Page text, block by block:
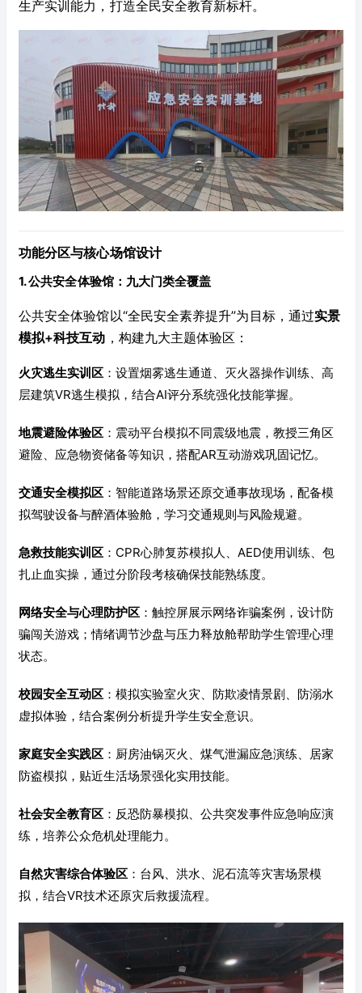
生产实训能力，打造全民安全教育新标杆。
功能分区与核心场馆设计
1. 公共安全体验馆：九大门类全覆盖
公共安全体验馆以“全民安全素养提升”为目标，通过实景
模拟+科技互动 ，构建九大主题体验区：
火灾逃生实训区 ：设置烟雾逃生通道、灭火器操作训练、高
层建筑VR逃生模拟，结合AI评分系统强化技能掌握。
地震避险体验区 ：震动平台模拟不同震级地震，教授三角区
避险、应急物资储备等知识，搭配AR互动游戏巩固记忆。
交通安全模拟区 ：智能道路场景还原交通事故现场，配备模
拟驾驶设备与醉酒体验舱，学习交通规则与风险规避。
急救技能实训区 ：CPR心肺复苏模拟人、AED使用训练、包
扎止血实操，通过分阶段考核确保技能熟练度。
网络安全与心理防护区 ：触控屏展示网络诈骗案例，设计防
骗闯关游戏；情绪调节沙盘与压力释放舱帮助学生管理心理
状态。
校园安全互动区 ：模拟实验室火灾、防欺凌情景剧、防溺水
虚拟体验，结合案例分析提升学生安全意识。
家庭安全实践区 ：厨房油锅灭火、煤气泄漏应急演练、居家
防盗模拟，贴近生活场景强化实用技能。
社会安全教育区 ：反恐防暴模拟、公共突发事件应急响应演
练，培养公众危机处理能力。
自然灾害综合体验区 ：台风、洪水、泥石流等灾害场景模
拟，结合VR技术还原灾后救援流程。